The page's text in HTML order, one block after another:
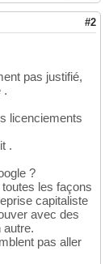
#2
pas justifié,
.
licenciements
.
?
les façons
capitaliste
avec des
autre.
pas aller